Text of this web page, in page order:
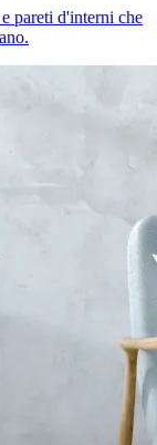
pareti d'interni che